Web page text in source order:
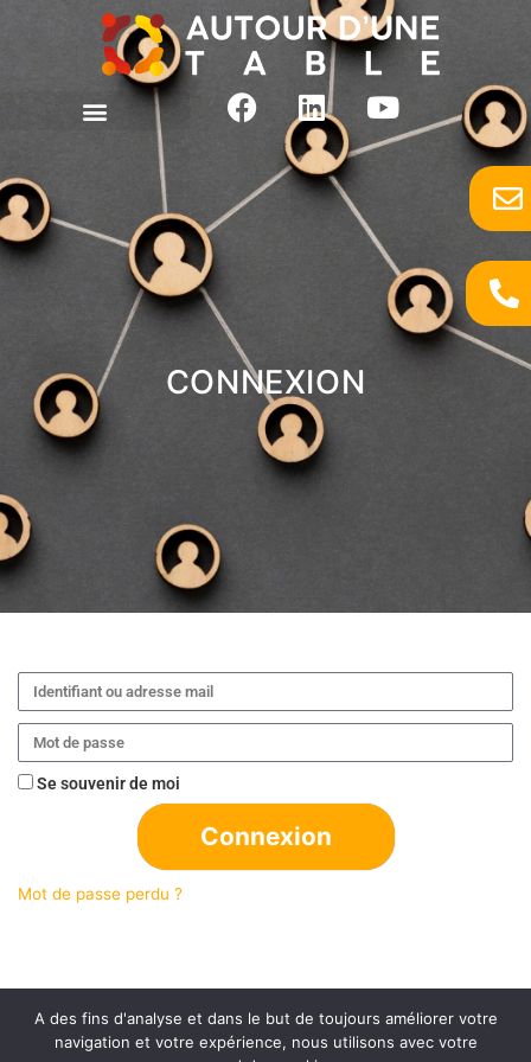
CONNEXION
Se souvenir de moi
Connexion
Mot de passe perdu ?
A des fins d'analyse et dans le but de toujours améliorer votre
navigation et votre expérience, nous utilisons avec votre